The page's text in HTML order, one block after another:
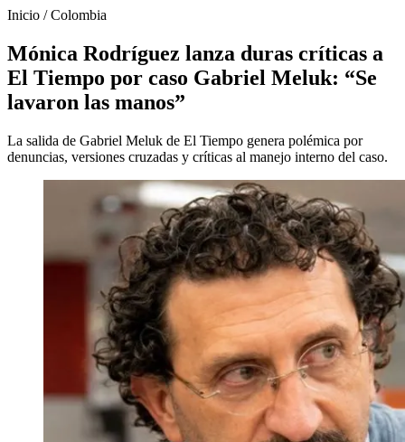
Inicio /Colombia
Mónica Rodríguez lanza duras críticas a
El Tiempo por caso Gabriel Meluk: “Se
lavaron las manos”
La salida de Gabriel Meluk de El Tiempo genera polémica por
denuncias, versiones cruzadas y críticas al manejo interno del caso.